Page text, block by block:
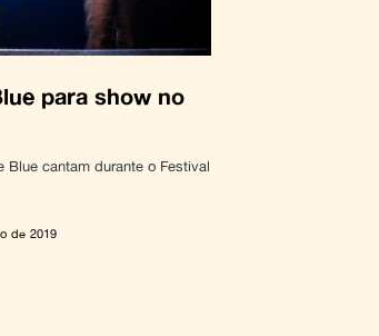
para show no
Blue cantam durante o Festival
de 2019